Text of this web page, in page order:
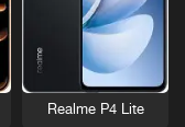
Realme P4 Lite